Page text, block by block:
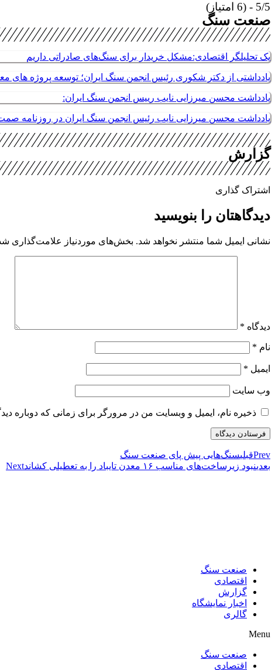
5/5 - (6 امتیاز)
صنعت سنگ
یک تحلیلگر اقتصادی:مشکل خریدار برای سنگ‌های صادراتی داریم
یادداشتی از دکتر شکوری رئیس انجمن سنگ ایران؛ توسعه پروژه های
یادداشت محسن میرزایی نایب رییس انجمن سنگ ایران:
یادداشت محسن میرزایی نایب رئیس انجمن سنگ ایران در روزنامه
گزارش
اشتراک گذاری
دیدگاهتان را بنویسید
نشانی ایمیل شما منتشر نخواهد شد. بخش‌های موردنیاز علامت‌گذاری
دیدگاه *
نام *
ایمیل *
وب‌ سایت
ذخیره نام، ایمیل و وبسایت من در مرورگر برای زمانی که دوباره
Prevقبلیسنگ‌هایی پیش پای صنعت سنگ
بعدینبود زیرساخت‌های مناسب ۱۶ معدن تایباد را به تعطیلی کشاند Next
صنعت سنگ
اقتصادی
گزارش
اخبار نمایشگاه
گالری
Menu
صنعت سنگ
اقتصادی